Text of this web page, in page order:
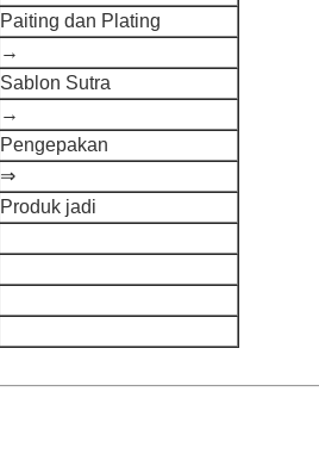
Paiting dan Plating
→
Sablon Sutra
→
Pengepakan
⇒
Produk jadi